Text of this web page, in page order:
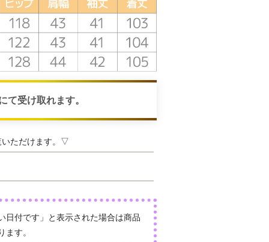
て受け取れます。
ただけます。▽
日付です」と表示された場合は商品
ます。